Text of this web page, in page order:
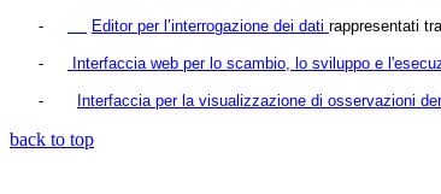
- Editor per l’interrogazione dei dati rappresentati
- Interfaccia web per lo scambio, lo sviluppo e
- Interfaccia per la visualizzazione di osservazioni
back to top